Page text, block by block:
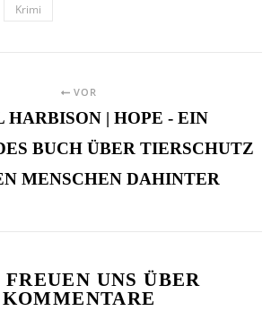
Krimi
VOR
HARBISON | HOPE - EIN
BUCH ÜBER TIERSCHUTZ
MENSCHEN DAHINTER
UNS ÜBER
KOMMENTARE